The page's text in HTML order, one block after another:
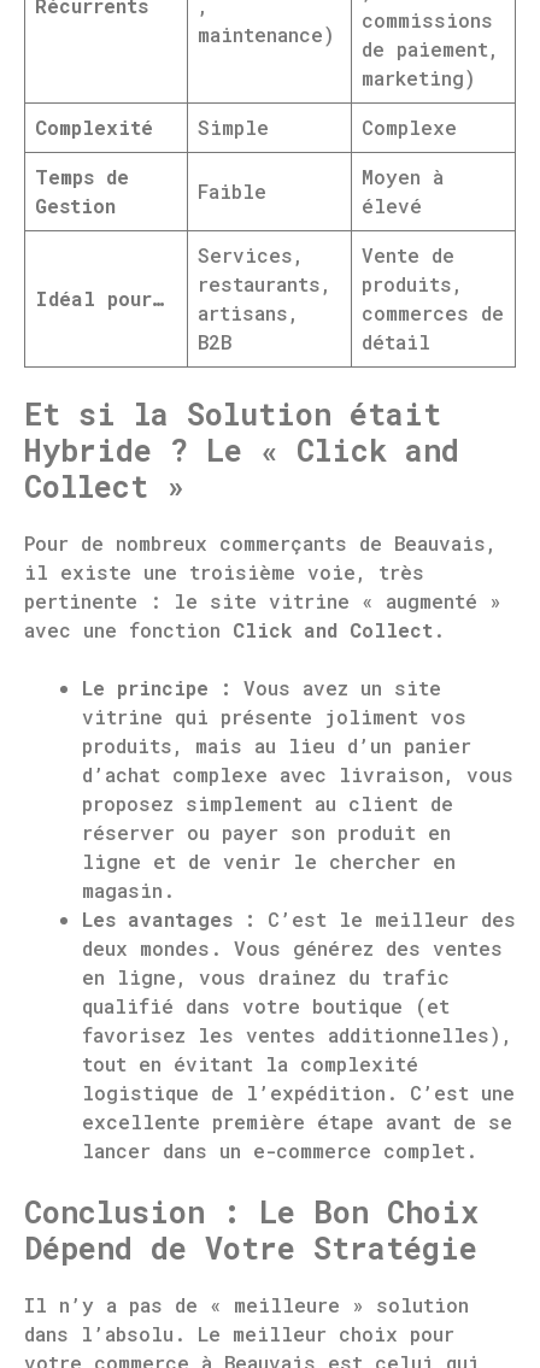
Récurrents
,
maintenance)
commissions
de paiement,
marketing)
Complexité
Simple
Complexe
Temps de
Gestion
Faible
Moyen à
élevé
Idéal pour…
Services,
restaurants,
artisans,
B2B
Vente de
produits,
commerces de
détail
Et si la Solution était
Hybride ? Le « Click and
Collect »
Pour de nombreux commerçants de Beauvais,
il existe une troisième voie, très
pertinente : le site vitrine « augmenté »
avec une fonction Click and Collect.
Le principe :
Vous avez un site
vitrine qui présente joliment vos
produits, mais au lieu d’un panier
d’achat complexe avec livraison, vous
proposez simplement au client de
réserver ou payer son produit en
ligne et de venir le chercher en
magasin.
Les avantages :
C’est le meilleur des
deux mondes. Vous générez des ventes
en ligne, vous drainez du trafic
qualifié dans votre boutique (et
favorisez les ventes additionnelles),
tout en évitant la complexité
logistique de l’expédition. C’est une
excellente première étape avant de se
lancer dans un e-commerce complet.
Conclusion : Le Bon Choix
Dépend de Votre Stratégie
Il n’y a pas de « meilleure » solution
dans l’absolu. Le meilleur choix pour
votre commerce à Beauvais est celui qui